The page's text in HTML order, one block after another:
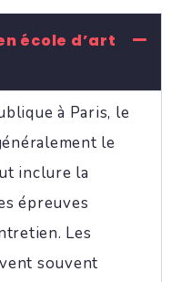
école d’art
à Paris, le
le
inclure la
épreuves
Les
souvent